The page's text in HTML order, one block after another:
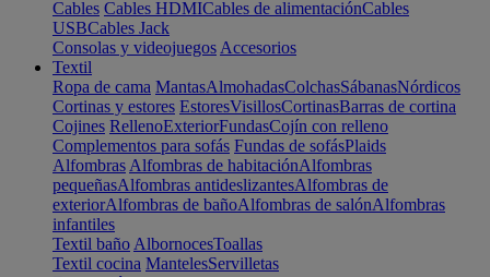
Cables Cables HDMICables de alimentaciónCables
USBCables Jack
Consolas y videojuegos Accesorios
Textil
Ropa de cama MantasAlmohadasColchasSábanasNórdicos
Cortinas y estores EstoresVisillosCortinasBarras de cortina
Cojines RellenoExteriorFundasCojín con relleno
Complementos para sofás Fundas de sofásPlaids
Alfombras Alfombras de habitaciónAlfombras
pequeñasAlfombras antideslizantesAlfombras de
exteriorAlfombras de bañoAlfombras de salónAlfombras
infantiles
Textil baño AlbornocesToallas
Textil cocina MantelesServilletas